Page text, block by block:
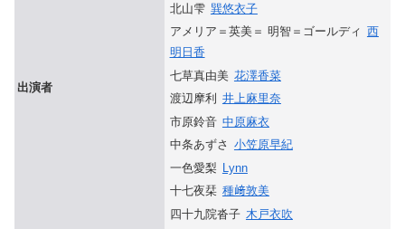
出演者
北山雫 巽悠衣子
アメリア＝英美＝ 明智＝ゴールディ 西
明日香
七草真由美 花澤香菜
渡辺摩利 井上麻里奈
市原鈴音 中原麻衣
中条あずさ 小笠原早紀
一色愛梨
Lynn
十七夜栞 種﨑敦美
四十九院沓子 木戸衣吹